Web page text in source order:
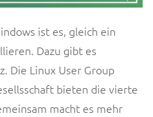
ist es, gleich ein
Dazu gibt es
Die Linux User Group
bieten die vierte
macht es mehr